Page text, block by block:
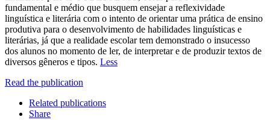
fundamental e médio que busquem ensejar a reflexividade
linguística e literária com o intento de orientar uma prática de ensino
produtiva para o desenvolvimento de habilidades linguísticas e
literárias, já que a realidade escolar tem demonstrado o insucesso
dos alunos no momento de ler, de interpretar e de produzir textos de
diversos gêneros e tipos. Less
Read the publication
Related publications
Share